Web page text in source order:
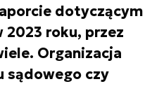
dotyczącym
2023 roku, przez
Organizacja
sądowego czy